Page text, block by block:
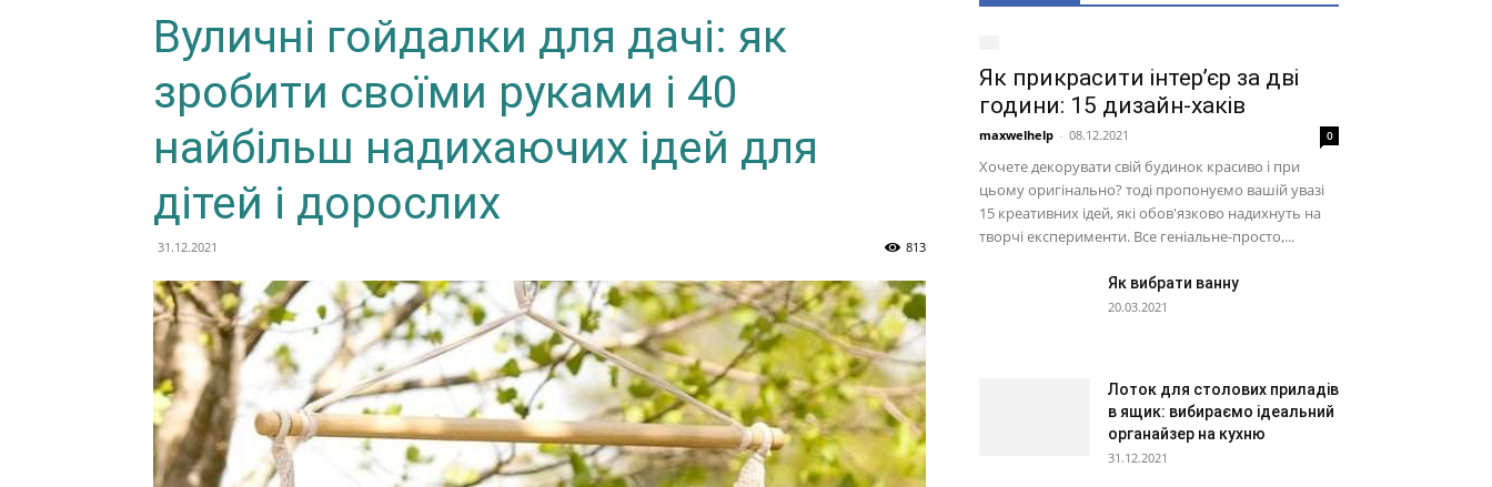
Вуличні гойдалки для дачі: як
зробити своїми руками і 40
найбільш надихаючих ідей для
дітей і дорослих
31.12.2021 813
Як прикрасити інтер’єр за дві
години: 15 дизайн-хаків
maxwelhelp - 08.12.2021 0
Хочете декорувати свій будинок красиво і при
цьому оригінально? тоді пропонуємо вашій увазі
15 креативних ідей, які обов'язково надихнуть на
творчі експерименти. Все геніальне-просто,...
Як вибрати ванну
20.03.2021
Лоток для столових приладів
в ящик: вибираємо ідеальний
органайзер на кухню
31.12.2021